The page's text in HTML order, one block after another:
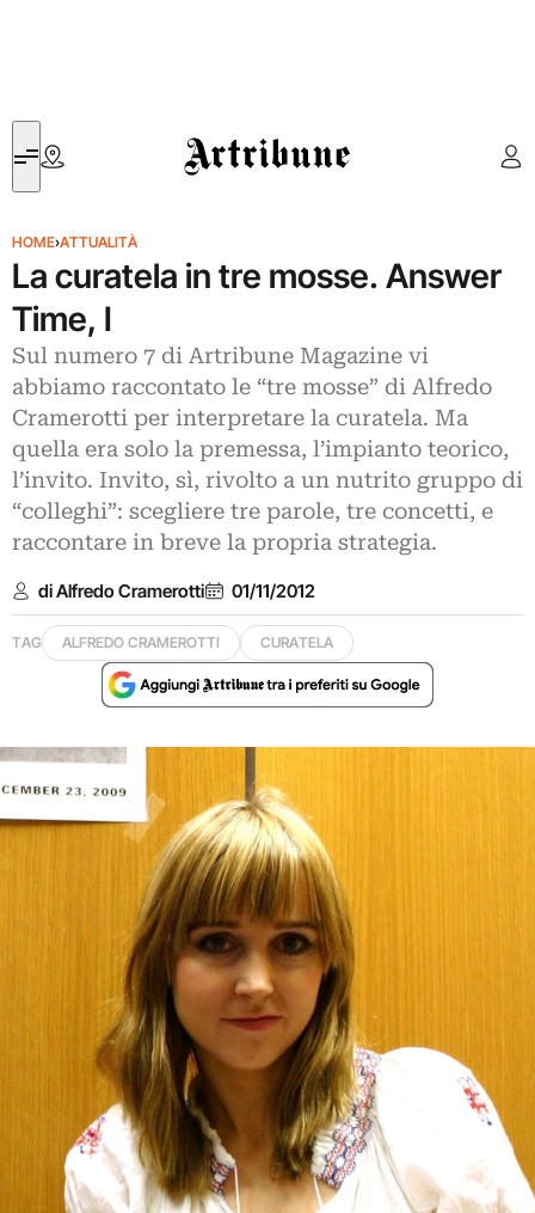
Artribune
HOME›ATTUALITÀ
La curatela in tre mosse. Answer
Time, I
Sul numero 7 di Artribune Magazine vi
abbiamo raccontato le “tre mosse” di Alfredo
Cramerotti per interpretare la curatela. Ma
quella era solo la premessa, l’impianto teorico,
l’invito. Invito, sì, rivolto a un nutrito gruppo di
“colleghi”: scegliere tre parole, tre concetti, e
raccontare in breve la propria strategia.
di Alfredo Cramerotti 01/11/2012
TAG ALFREDO CRAMEROTTI CURATELA